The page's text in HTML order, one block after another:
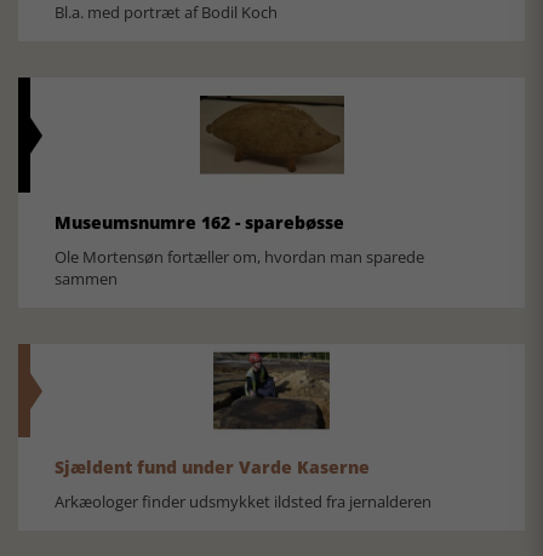
Bl.a. med portræt af Bodil Koch
Museumsnumre 162 - sparebøsse
Ole Mortensøn fortæller om, hvordan man sparede
sammen
Sjældent fund under Varde Kaserne
Arkæologer finder udsmykket ildsted fra jernalderen